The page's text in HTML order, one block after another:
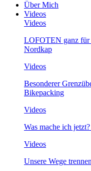
Über Mich
Videos
Videos
LOFOTEN ganz für
Nordkap
Videos
Besonderer
Bikepacking
Videos
Was mache ich
Videos
Unsere Wege